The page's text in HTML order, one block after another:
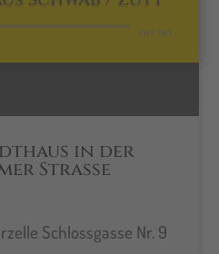
Player
00:00
in der
Strasse
Schlossgasse Nr. 9